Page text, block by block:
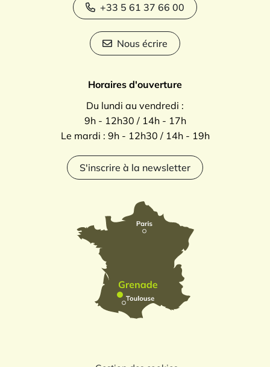
+33 5 61 37 66 00
Nous écrire
Horaires d'ouverture
Du lundi au vendredi :
9h - 12h30 / 14h - 17h
Le mardi : 9h - 12h30 / 14h - 19h
S'inscrire à la newsletter